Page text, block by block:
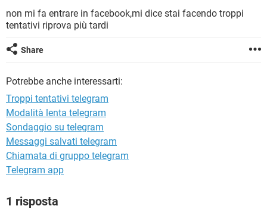
TIKTOK FACEBOOK
INSTAGRAM
TIKTOK
INTRATTENIMENTO ANDROID
INSTAGRAM
TIKTOK
HARDWARE
non mi fa entrare in facebook,mi dice stai facendo troppi
tentativi riprova più tardi
Share
Potrebbe anche interessarti:
Troppi tentativi telegram
Modalità lenta telegram
Sondaggio su telegram
Messaggi salvati telegram
Chiamata di gruppo telegram
Telegram app
1 risposta